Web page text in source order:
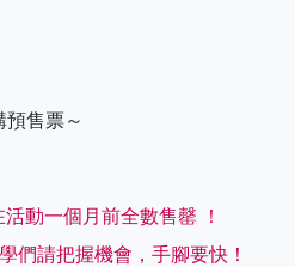
售票～
動一個月前全數售罄 ！
們請把握機會，手腳要快！